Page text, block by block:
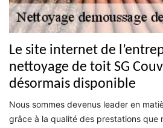
Le site internet de
nettoyage de toit SG
désormais disponible
Nous sommes devenus leader en
grâce à la qualité des prestations que